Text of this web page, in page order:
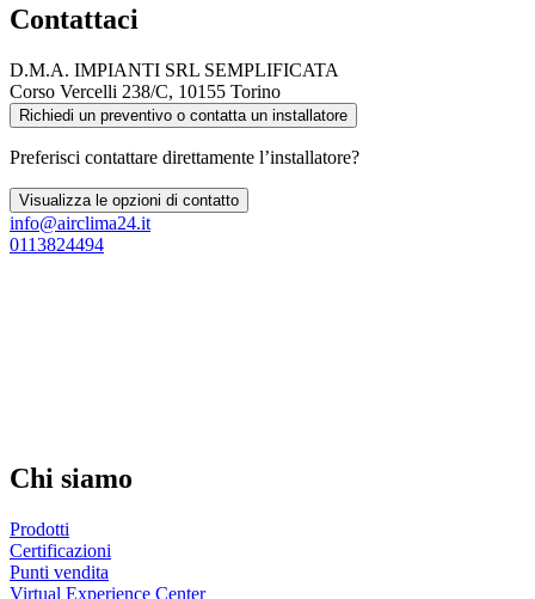
Contattaci
D.M.A. IMPIANTI SRL SEMPLIFICATA
Corso Vercelli 238/C, 10155 Torino
Richiedi un preventivo o contatta un installatore
Preferisci contattare direttamente l’installatore?
Visualizza le opzioni di contatto
info@airclima24.it
0113824494
Chi siamo
Prodotti
Certificazioni
Punti vendita
Virtual Experience Center